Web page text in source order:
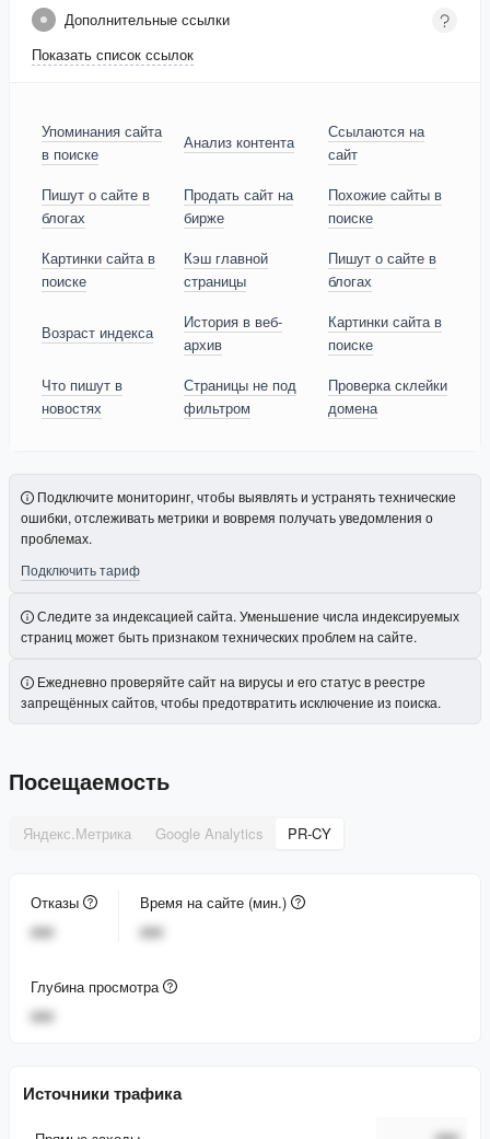
Дополнительные ссылки
Показать список ссылок
Упоминания сайта
в поиске
Анализ контента
Ссылаются на
сайт
Пишут о сайте в
блогах
Продать сайт на
бирже
Похожие сайты в
поиске
Картинки сайта в
поиске
Кэш главной
страницы
Пишут о сайте в
блогах
Возраст индекса
История в веб-
архив
Картинки сайта в
поиске
Что пишут в
новостях
Страницы не под
фильтром
Проверка склейки
домена
Подключите мониторинг, чтобы выявлять и устранять технические
ошибки, отслеживать метрики и вовремя получать уведомления о
проблемах.
Подключить тариф
Следите за индексацией сайта. Уменьшение числа индексируемых
страниц может быть признаком технических проблем на сайте.
Ежедневно проверяйте сайт на вирусы и его статус в реестре
запрещённых сайтов, чтобы предотвратить исключение из поиска.
Посещаемость
Яндекс.Метрика Google Analytics PR-CY
Отказы
###
Время на сайте (мин.)
###
Глубина просмотра
###
Источники трафика